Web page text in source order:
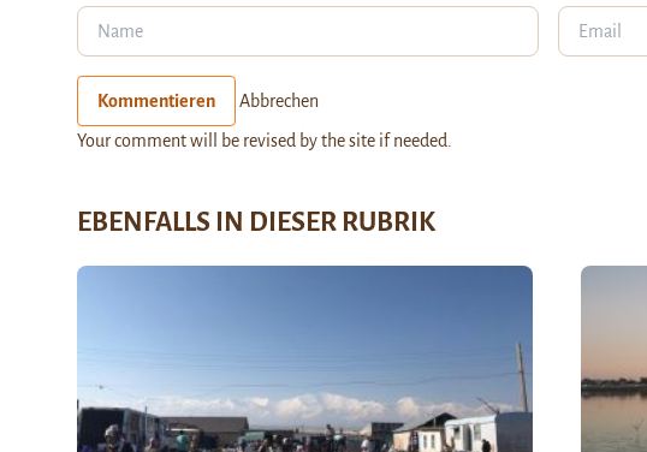
Kommentieren Abbrechen
Your comment will be revised by the site if needed.
EBENFALLS IN DIESER RUBRIK